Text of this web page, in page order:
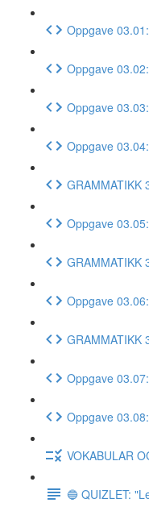
Oppgave
Oppgave
Oppgave
Oppgave
GRAMMATIKK
Oppgave
GRAMMATIKK
Oppgave
GRAMMATIKK
Oppgave
Oppgave
VOKABULAR
🔵 QUIZLET: